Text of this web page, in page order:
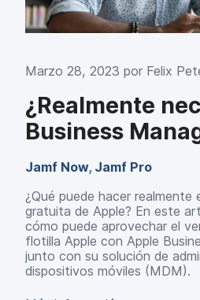
Marzo 28, 2023 por Felix
¿Realmente
Business
Jamf Now, Jamf Pro
¿Qué puede hacer realmente
gratuita de Apple? En este
cómo puede aprovechar el
flotilla Apple con Apple
junto con su solución de
dispositivos móviles (MDM).